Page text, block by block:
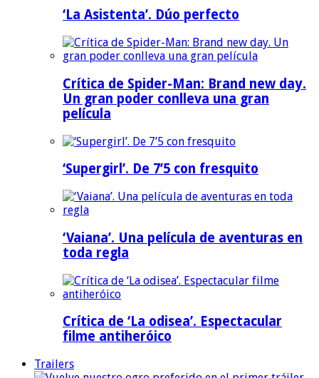
‘La Asistenta’. Dúo perfecto
Crítica de Spider-Man: Brand new day.
Un gran poder conlleva una gran
película
‘Supergirl’. De 7’5 con fresquito
‘Vaiana’. Una película de aventuras en
toda regla
Crítica de ‘La odisea’. Espectacular
filme antiheróico
Trailers